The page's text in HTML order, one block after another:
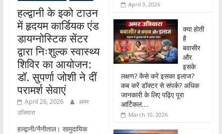
हल्द्वानी के इको टाउन
में हृदयम कार्डियक एंड
डायग्नोस्टिक सेंटर
द्वारा निःशुल्क स्वास्थ्य
शिविर का आयोजन:
डॉ. सुपर्णा जोशी ने दीं
परामर्श सेवाएं
April 26, 2026
अमर
उजियारा
हल्द्वानी/नैनीताल। सामुदायिक
April 3, 2026
क्या होती
है
बवासीर
और
इसके
लक्षण? कैसे करें इसका इलाज?
कब करें डॉक्टर से संपर्क? अधिक
जानकारी के लिए पढ़िए पूरा
आर्टिकल….
March 10, 2026